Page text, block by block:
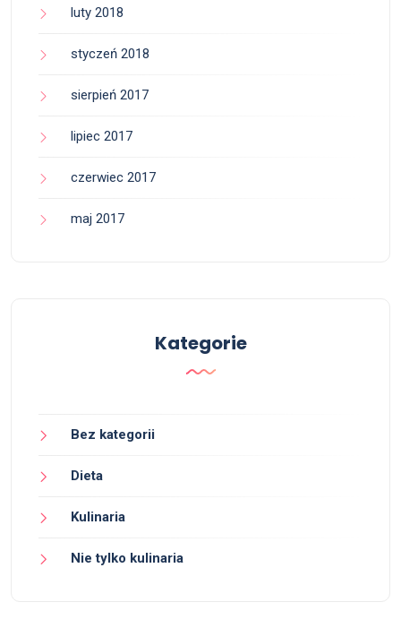
luty 2018
styczeń 2018
sierpień 2017
lipiec 2017
czerwiec 2017
maj 2017
Kategorie
Bez kategorii
Dieta
Kulinaria
Nie tylko kulinaria